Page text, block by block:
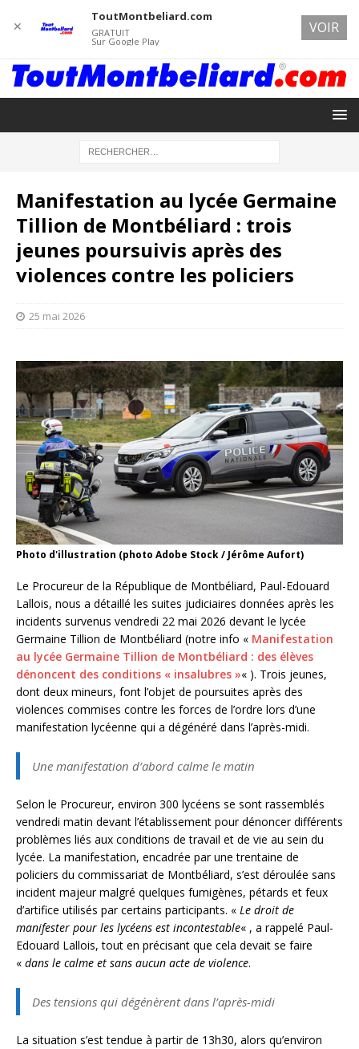
Manifestation au lycée Germaine
Tillion de Montbéliard : trois
jeunes poursuivis après des
violences contre les policiers
25 mai 2026
Photo d'illustration (photo Adobe Stock / Jérôme Aufort)
Le Procureur de la République de Montbéliard, Paul-Edouard
Lallois, nous a détaillé les suites judiciaires données après les
incidents survenus vendredi 22 mai 2026 devant le lycée
Germaine Tillion de Montbéliard (notre info « Manifestation
au lycée Germaine Tillion de Montbéliard : des élèves
dénoncent des conditions « insalubres »« ). Trois jeunes,
dont deux mineurs, font l’objet de poursuites après des
violences commises contre les forces de l’ordre lors d’une
manifestation lycéenne qui a dégénéré dans l’après-midi.
Une manifestation d’abord calme le matin
Selon le Procureur, environ 300 lycéens se sont rassemblés
vendredi matin devant l’établissement pour dénoncer différents
problèmes liés aux conditions de travail et de vie au sein du
lycée. La manifestation, encadrée par une trentaine de
policiers du commissariat de Montbéliard, s’est déroulée sans
incident majeur malgré quelques fumigènes, pétards et feux
d’artifice utilisés par certains participants. « Le droit de
manifester pour les lycéens est incontestable« , a rappelé Paul-
Edouard Lallois, tout en précisant que cela devait se faire
« dans le calme et sans aucun acte de violence.
Des tensions qui dégénèrent dans l’après-midi
La situation s’est tendue à partir de 13h30, alors qu’environ
✕
ToutMontbeliard.com
GRATUIT
Sur Google Play
VOIR